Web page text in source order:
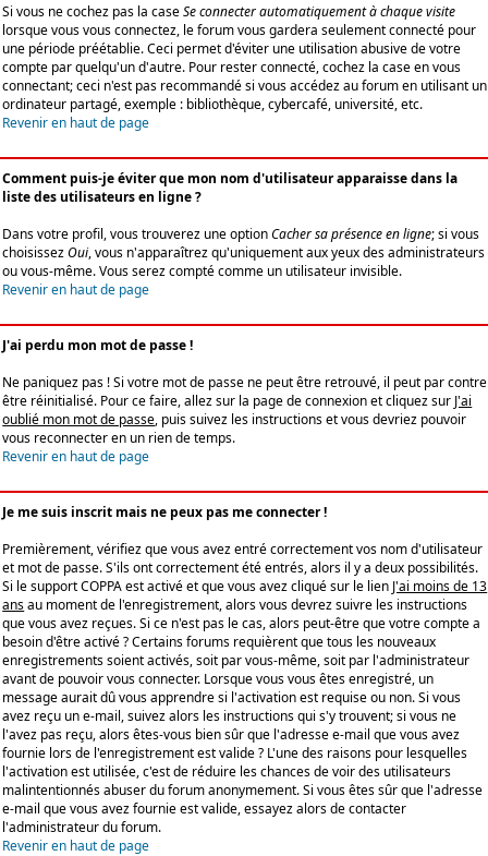
Si vous ne cochez pas la caseSe connecter automatiquement à chaque visite
lorsque vous vous connectez, le forum vous gardera seulement connecté pour
une période préétablie. Ceci permet d'éviter une utilisation abusive de votre
compte par quelqu'un d'autre. Pour rester connecté, cochez la case en vous
connectant; ceci n'est pas recommandé si vous accédez au forum en utilisant un
ordinateur partagé, exemple : bibliothèque, cybercafé, université, etc.
Revenir en haut de page
Comment puis-je éviter que mon nom d'utilisateur apparaisse dans la
liste des utilisateurs en ligne ?
Dans votre profil, vous trouverez une optionCacher sa présence en ligne; si vous
choisissezOui, vous n'apparaîtrez qu'uniquement aux yeux des administrateurs
ou vous-même. Vous serez compté comme un utilisateur invisible.
Revenir en haut de page
J'ai perdu mon mot de passe !
Ne paniquez pas ! Si votre mot de passe ne peut être retrouvé, il peut par contre
être réinitialisé. Pour ce faire, allez sur la page de connexion et cliquez sur J'ai
oublié mon mot de passe, puis suivez les instructions et vous devriez pouvoir
vous reconnecter en un rien de temps.
Revenir en haut de page
Je me suis inscrit mais ne peux pas me connecter !
Premièrement, vérifiez que vous avez entré correctement vos nom d'utilisateur
et mot de passe. S'ils ont correctement été entrés, alors il y a deux possibilités.
Si le support COPPA est activé et que vous avez cliqué sur le lien J'ai moins de 13
ansau moment de l'enregistrement, alors vous devrez suivre les instructions
que vous avez reçues. Si ce n'est pas le cas, alors peut-être que votre compte a
besoin d'être activé ? Certains forums requièrent que tous les nouveaux
enregistrements soient activés, soit par vous-même, soit par l'administrateur
avant de pouvoir vous connecter. Lorsque vous vous êtes enregistré, un
message aurait dû vous apprendre si l'activation est requise ou non. Si vous
avez reçu un e-mail, suivez alors les instructions qui s'y trouvent; si vous ne
l'avez pas reçu, alors êtes-vous bien sûr que l'adresse e-mail que vous avez
fournie lors de l'enregistrement est valide ? L'une des raisons pour lesquelles
l'activation est utilisée, c'est de réduire les chances de voir des utilisateurs
malintentionnés abuser du forum anonymement. Si vous êtes sûr que l'adresse
e-mail que vous avez fournie est valide, essayez alors de contacter
l'administrateur du forum.
Revenir en haut de page